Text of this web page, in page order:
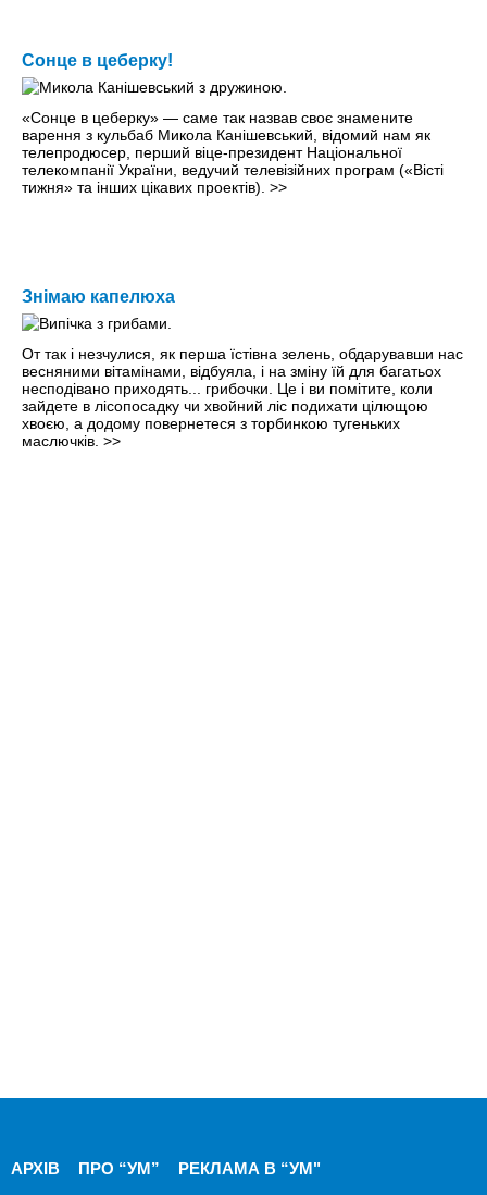
Сонце в цеберку!
«Сонце в цеберку» — саме так назвав своє знамените
варення з кульбаб Микола Канішевський, відомий нам як
телепродюсер, перший віце-президент Національної
телекомпанії України, ведучий телевізійних програм («Вісті
тижня» та інших цікавих проектів). >>
Знімаю капелюха
От так і незчулися, як перша їстівна зелень, обдарувавши нас
весняними вітамінами, відбуяла, і на зміну їй для багатьох
несподівано приходять... грибочки. Це і ви помітите, коли
зайдете в лісопосадку чи хвойний ліс подихати цілющою
хвоєю, а додому повернетеся з торбинкою тугеньких
маслючків. >>
АРХІВ ПРО “УМ” РЕКЛАМА В “УМ"